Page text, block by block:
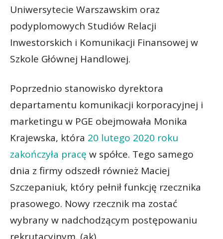
Uniwersytecie Warszawskim oraz
podyplomowych Studiów Relacji
Inwestorskich i Komunikacji Finansowej w
Szkole Głównej Handlowej.
Poprzednio stanowisko dyrektora
departamentu komunikacji korporacyjnej i
marketingu w PGE obejmowała Monika
Krajewska, która 20 lutego 2020 roku
zakończyła pracę w spółce. Tego samego
dnia z firmy odszedł również Maciej
Szczepaniuk, który pełnił funkcję rzecznika
prasowego. Nowy rzecznik ma zostać
wybrany w nadchodzącym postępowaniu
rekrutacyjnym. (ak)